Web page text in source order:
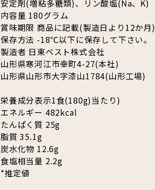
安定剤(増粘多糖類)、リン酸塩(Na、K)
内容量 180グラム
賞味期限 商品に記載(製造日より12か月)
保存方法 -18℃以下に保存して下さい。
製造者 日東ベスト株式会社
山形県寒河江市幸町4-27(本社)
山形県山形市大字漆山1784(山形工場)
栄養成分表示1食(180g)当たり)
エネルギー 482kcal
たんぱく質 25g
脂質 35.1g
炭水化物 12.6g
食塩相当量 2.2g
*推定値